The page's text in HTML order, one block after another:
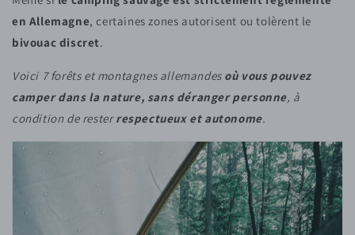
en Allemagne, certaines zones autorisent ou tolèrent le
bivouac discret.
Voici 7 forêts et montagnes allemandes où vous pouvez
camper dans la nature, sans déranger personne, à
condition de resterrespectueux et autonome.